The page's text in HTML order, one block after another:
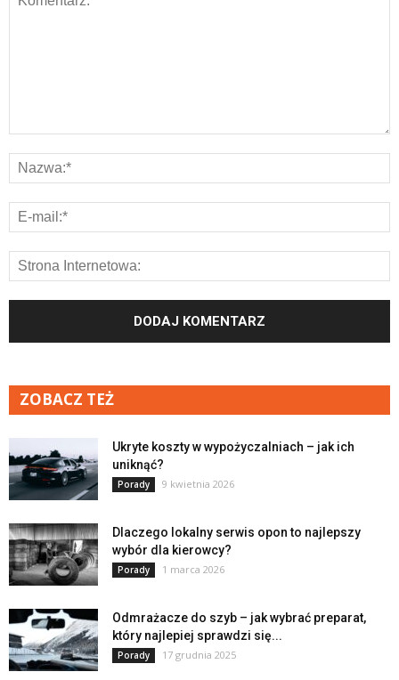
ZOBACZ TEŻ
Ukryte koszty w wypożyczalniach – jak ich
uniknąć?
Porady 9 kwietnia 2026
Dlaczego lokalny serwis opon to najlepszy
wybór dla kierowcy?
Porady 1 marca 2026
Odmrażacze do szyb – jak wybrać preparat,
który najlepiej sprawdzi się...
Porady 17 grudnia 2025